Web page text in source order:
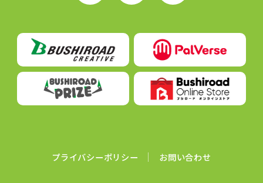
a
m
k
プライバシーポリシー お問い合わせ